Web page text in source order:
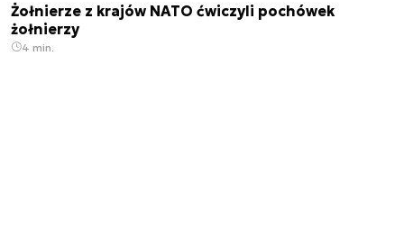
Żołnierze z krajów NATO ćwiczyli pochówek
żołnierzy
4 min.